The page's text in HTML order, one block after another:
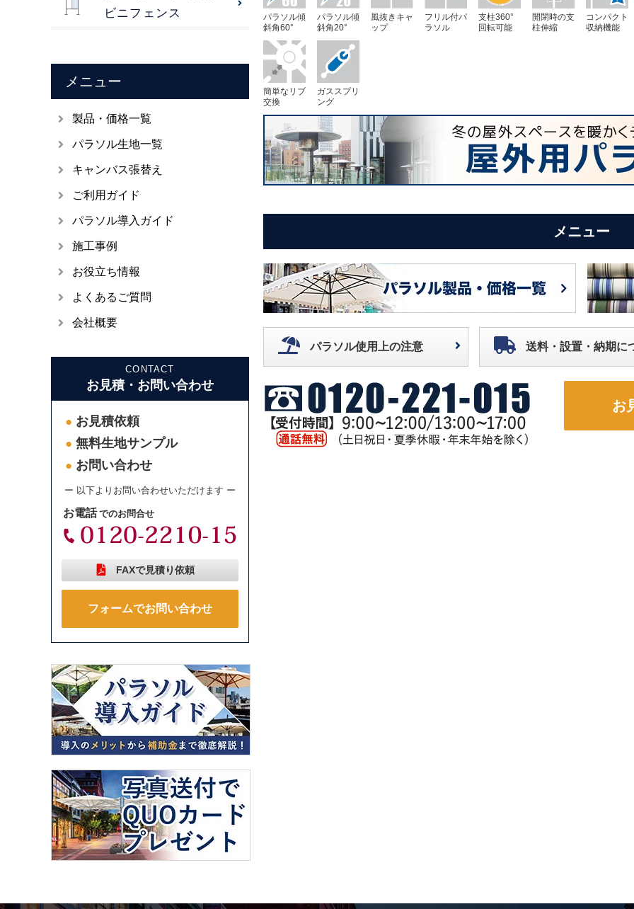
パラソル傾
斜角60°
パラソル傾
斜角20°
風抜きキャ
ップ
フリル付パ
ラソル
支柱360°
回転可能
開閉時の支
柱伸縮
コンパクト
収納機能
簡単なリブ
交換
ガススプリ
ング
メニュー
パラソル使用上の注意 送料・設置・納期に
お
ビニフェンス
メニュー
製品・価格一覧
パラソル生地一覧
キャンバス張替え
ご利用ガイド
パラソル導入ガイド
施工事例
お役立ち情報
よくあるご質問
会社概要
CONTACT
お見積・お問い合わせ
● お見積依頼
● 無料生地サンプル
● お問い合わせ
ー 以下よりお問い合わせいただけます ー
お電話 でのお問合せ
FAXで見積り依頼
フォームでお問い合わせ